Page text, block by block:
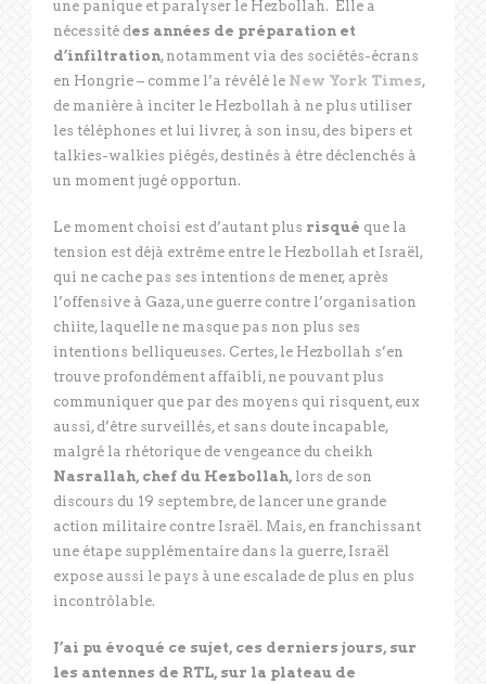
une panique et paralyser le Hezbollah. Elle a
nécessité des années de préparation et
d’infiltration, notamment via des sociétés-écrans
en Hongrie – comme l’a révélé le New York Times,
de manière à inciter le Hezbollah à ne plus utiliser
les téléphones et lui livrer, à son insu, des bipers et
talkies-walkies piégés, destinés à être déclenchés à
un moment jugé opportun.
Le moment choisi est d’autant plus risqué que la
tension est déjà extrême entre le Hezbollah et Israël,
qui ne cache pas ses intentions de mener, après
l’offensive à Gaza, une guerre contre l’organisation
chiite, laquelle ne masque pas non plus ses
intentions belliqueuses. Certes, le Hezbollah s’en
trouve profondément affaibli, ne pouvant plus
communiquer que par des moyens qui risquent, eux
aussi, d’être surveillés, et sans doute incapable,
malgré la rhétorique de vengeance du cheikh
Nasrallah, chef du Hezbollah, lors de son
discours du 19 septembre, de lancer une grande
action militaire contre Israël. Mais, en franchissant
une étape supplémentaire dans la guerre, Israël
expose aussi le pays à une escalade de plus en plus
incontrôlable.
J’ai pu évoqué ce sujet, ces derniers jours, sur
les antennes de RTL, sur la plateau de